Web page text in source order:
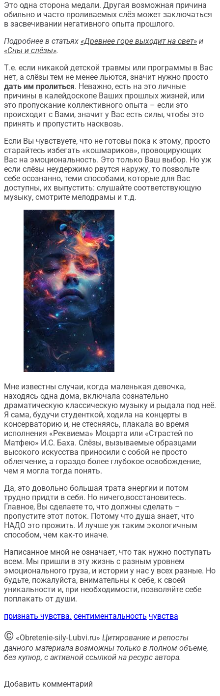
Это одна сторона медали. Другая возможная причина
обильно и часто проливаемых слёз может заключаться
в засвечивании негативного опыта прошлого.
Подробнее в статьях «Древнее горе выходит на свет» и
«Сны и слёзы».
Т.е. если никакой детской травмы или программы в Вас
нет, а слёзы тем не менее льются, значит нужно просто
дать им пролиться. Неважно, есть на это личные
причины в калейдоскопе Ваших прошлых жизней, или
это пропускание коллективного опыта – если это
происходит с Вами, значит у Вас есть силы, чтобы это
принять и пропустить насквозь.
Если Вы чувствуете, что не готовы пока к этому, просто
старайтесь избегать «кошмариков», провоцирующих
Вас на эмоциональность. Это только Ваш выбор. Но уж
если слёзы неудержимо рвутся наружу, то позвольте
себе осознанно, теми способами, которые для Вас
доступны, их выпустить: слушайте соответствующую
музыку, смотрите мелодрамы и т.д.
Мне известны случаи, когда маленькая девочка,
находясь одна дома, включала сознательно
драматическую классическую музыку и рыдала под неё.
Я сама, будучи студенткой, ходила на концерты в
консерваторию и, не стесняясь, плакала во время
исполнения «Реквиема» Моцарта или «Страстей по
Матфею» И.С. Баха. Слёзы, вызываемые образцами
высокого искусства приносили с собой не просто
облегчение, а гораздо более глубокое освобождение,
чем я могла тогда понять.
Да, это довольно большая трата энергии и потом
трудно придти в себя. Но ничего,восстановитесь.
Главное, Вы сделаете то, что должны сделать –
пропустите этот поток. Потому что душа знает, что
НАДО это прожить. И лучше уж таким экологичным
способом, чем как-то иначе.
Написанное мной не означает, что так нужно поступать
всем. Мы пришли в эту жизнь с разным уровнем
эмоционального груза, и истории у нас у всех разные. Но
будьте, пожалуйста, внимательны к себе, к своей
уникальности и, при необходимости, позволяйте себе
поплакать от души.
признать чувства. сентиментальность чувства
© «Obretenie-sily-Lubvi.ru» Цитирование и репосты
данного материала возможны только в полном объеме,
без купюр, с активной ссылкой на ресурс автора.
Добавить комментарий